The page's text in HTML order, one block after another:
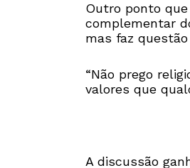
Outro ponto
complementar
mas faz
“Não prego
valores que
A discussão